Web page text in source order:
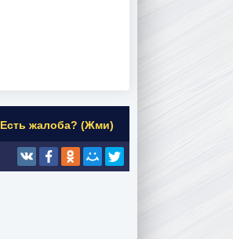
Есть жалоба? (Жми)